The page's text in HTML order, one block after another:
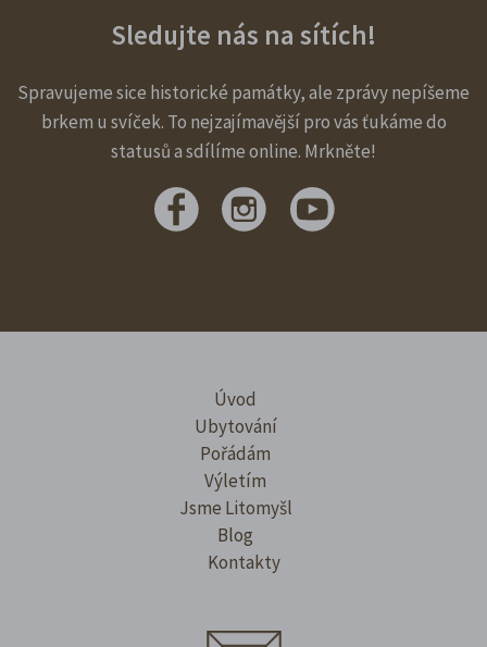
Sledujte nás na sítích!
Spravujeme sice historické památky, ale zprávy nepíšeme
brkem u svíček. To nejzajímavější pro vás ťukáme do
statusů a sdílíme online. Mrkněte!
Úvod
Ubytování
Pořádám
Výletím
Jsme Litomyšl
Blog
Kontakty